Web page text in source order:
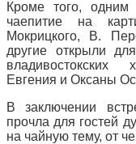
Кроме того, одним
чаепитие на
Мокрицкого, В.
другие открыли
владивостокских
Евгения и Оксаны
В заключении
прочла для гостей
на чайную тему, от